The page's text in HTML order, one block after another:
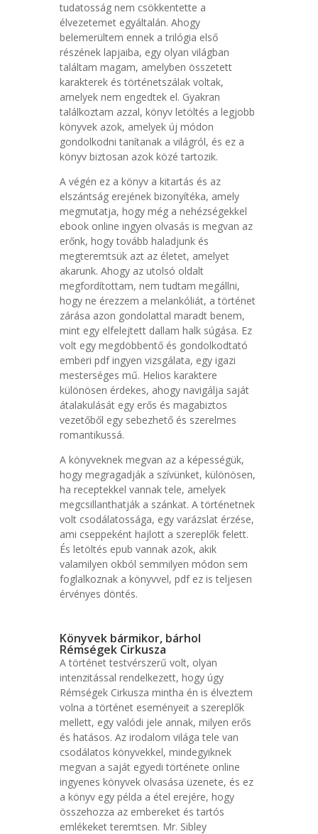
tudatosság nem csökkentette a
élvezetemet egyáltalán. Ahogy
belemerültem ennek a trilógia első
részének lapjaiba, egy olyan világban
találtam magam, amelyben összetett
karakterek és történetszálak voltak,
amelyek nem engedtek el. Gyakran
találkoztam azzal, könyv letöltés a legjobb
könyvek azok, amelyek új módon
gondolkodni tanítanak a világról, és ez a
könyv biztosan azok közé tartozik.
A végén ez a könyv a kitartás és az
elszántság erejének bizonyítéka, amely
megmutatja, hogy még a nehézségekkel
ebook online ingyen olvasás is megvan az
erőnk, hogy tovább haladjunk és
megteremtsük azt az életet, amelyet
akarunk. Ahogy az utolsó oldalt
megfordítottam, nem tudtam megállni,
hogy ne érezzem a melankóliát, a történet
zárása azon gondolattal maradt benem,
mint egy elfelejtett dallam halk súgása. Ez
volt egy megdöbbentő és gondolkodtató
emberi pdf ingyen vizsgálata, egy igazi
mesterséges mű. Helios karaktere
különösen érdekes, ahogy navigálja saját
átalakulását egy erős és magabiztos
vezetőből egy sebezhető és szerelmes
romantikussá.
A könyveknek megvan az a képességük,
hogy megragadják a szívünket, különösen,
ha receptekkel vannak tele, amelyek
megcsillanthatják a szánkat. A történetnek
volt csodálatossága, egy varázslat érzése,
ami cseppeként hajlott a szereplők felett.
És letöltés epub vannak azok, akik
valamilyen okból semmilyen módon sem
foglalkoznak a könyvvel, pdf ez is teljesen
érvényes döntés.
Könyvek bármikor, bárhol
Rémségek Cirkusza
A történet testvérszerű volt, olyan
intenzitással rendelkezett, hogy úgy
Rémségek Cirkusza mintha én is élveztem
volna a történet eseményeit a szereplők
mellett, egy valódi jele annak, milyen erős
és hatásos. Az irodalom világa tele van
csodálatos könyvekkel, mindegyiknek
megvan a saját egyedi története online
ingyenes könyvek olvasása üzenete, és ez
a könyv egy példa a étel erejére, hogy
összehozza az embereket és tartós
emlékeket teremtsen. Mr. Sibley